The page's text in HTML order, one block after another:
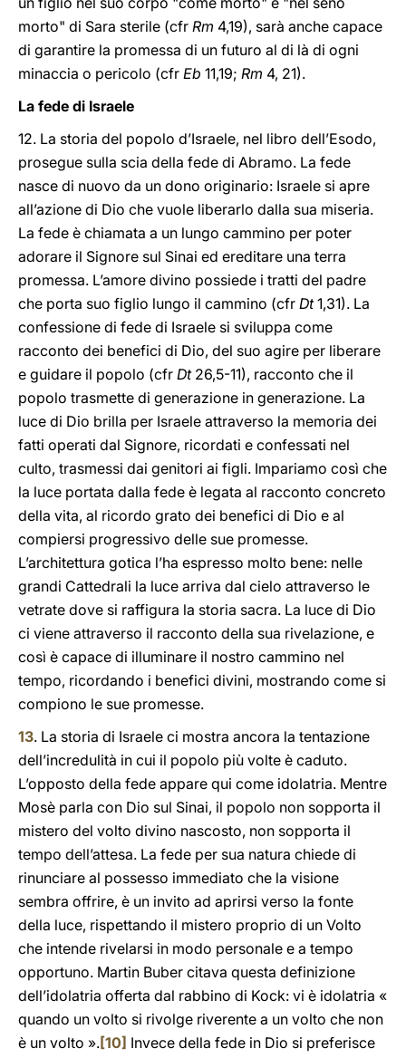
morto" di Sara sterile (cfr Rm 4,19), sarà anche capace
di garantire la promessa di un futuro al di là di ogni
minaccia o pericolo (cfr Eb 11,19; Rm 4, 21).
La fede di Israele
12. La storia del popolo d’Israele, nel libro dell’Esodo,
prosegue sulla scia della fede di Abramo. La fede
nasce di nuovo da un dono originario: Israele si apre
all’azione di Dio che vuole liberarlo dalla sua miseria.
La fede è chiamata a un lungo cammino per poter
adorare il Signore sul Sinai ed ereditare una terra
promessa. L’amore divino possiede i tratti del padre
che porta suo figlio lungo il cammino (cfr Dt1,31). La
confessione di fede di Israele si sviluppa come
racconto dei benefici di Dio, del suo agire per liberare
e guidare il popolo (cfr Dt 26,5-11), racconto che il
popolo trasmette di generazione in generazione. La
luce di Dio brilla per Israele attraverso la memoria dei
fatti operati dal Signore, ricordati e confessati nel
culto, trasmessi dai genitori ai figli. Impariamo così che
la luce portata dalla fede è legata al racconto concreto
della vita, al ricordo grato dei benefici di Dio e al
compiersi progressivo delle sue promesse.
L’architettura gotica l’ha espresso molto bene: nelle
grandi Cattedrali la luce arriva dal cielo attraverso le
vetrate dove si raffigura la storia sacra. La luce di Dio
ci viene attraverso il racconto della sua rivelazione, e
così è capace di illuminare il nostro cammino nel
tempo, ricordando i benefici divini, mostrando come si
compiono le sue promesse.
13. La storia di Israele ci mostra ancora la tentazione
dell’incredulità in cui il popolo più volte è caduto.
L’opposto della fede appare qui come idolatria. Mentre
Mosè parla con Dio sul Sinai, il popolo non sopporta il
mistero del volto divino nascosto, non sopporta il
tempo dell’attesa. La fede per sua natura chiede di
rinunciare al possesso immediato che la visione
sembra offrire, è un invito ad aprirsi verso la fonte
della luce, rispettando il mistero proprio di un Volto
che intende rivelarsi in modo personale e a tempo
opportuno. Martin Buber citava questa definizione
dell’idolatria offerta dal rabbino di Kock: vi è idolatria «
quando un volto si rivolge riverente a un volto che non
è un volto ».[10] Invece della fede in Dio si preferisce